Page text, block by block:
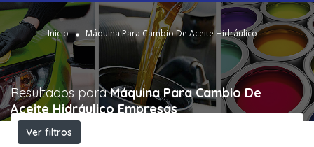
Inicio Máquina Para Cambio De Aceite Hidráulico
Resultados paraMáquina Para Cambio De
Aceite Hidráulico Empresas
Ver filtros